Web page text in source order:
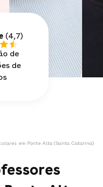
(4,7)
de
de
em Ponte Alta (Santa Catarina)